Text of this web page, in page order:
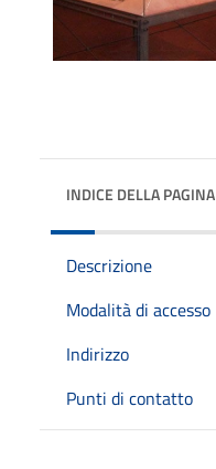
INDICE DELLA PAGINA
Descrizione
Modalità di accesso
Indirizzo
Punti di contatto